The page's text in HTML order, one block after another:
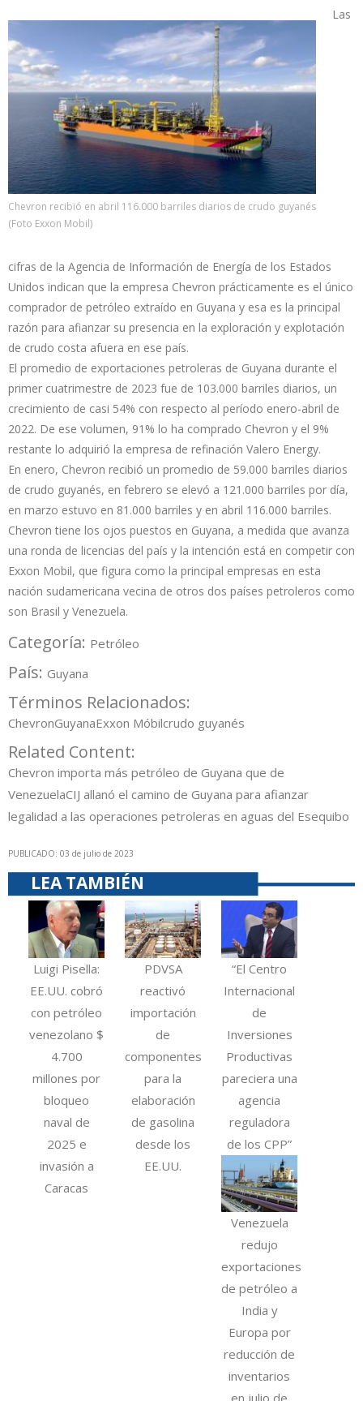
Chevron recibió en abril 116.000 barriles diarios de crudo guyanés
(Foto Exxon Mobil)
Las
cifras de la Agencia de Información de Energía de los Estados
Unidos indican que la empresa Chevron prácticamente es el único
comprador de petróleo extraído en Guyana y esa es la principal
razón para afianzar su presencia en la exploración y explotación
de crudo costa afuera en ese país.
El promedio de exportaciones petroleras de Guyana durante el
primer cuatrimestre de 2023 fue de 103.000 barriles diarios, un
crecimiento de casi 54% con respecto al período enero-abril de
2022. De ese volumen, 91% lo ha comprado Chevron y el 9%
restante lo adquirió la empresa de refinación Valero Energy.
En enero, Chevron recibió un promedio de 59.000 barriles diarios
de crudo guyanés, en febrero se elevó a 121.000 barriles por día,
en marzo estuvo en 81.000 barriles y en abril 116.000 barriles.
Chevron tiene los ojos puestos en Guyana, a medida que avanza
una ronda de licencias del país y la intención está en competir con
Exxon Mobil, que figura como la principal empresas en esta
nación sudamericana vecina de otros dos países petroleros como
son Brasil y Venezuela.
Categoría: Petróleo
País: Guyana
Términos Relacionados:
ChevronGuyanaExxon Móbilcrudo guyanés
Related Content:
Chevron importa más petróleo de Guyana que de
VenezuelaCIJ allanó el camino de Guyana para afianzar
legalidad a las operaciones petroleras en aguas del Esequibo
PUBLICADO: 03 de julio de 2023
LEA TAMBIÉN
Luigi Pisella:
EE.UU. cobró
con petróleo
venezolano $
4.700
millones por
bloqueo
naval de
2025 e
invasión a
Caracas
PDVSA
reactivó
importación
de
componentes
para la
elaboración
de gasolina
desde los
EE.UU.
“El Centro
Internacional
de
Inversiones
Productivas
pareciera una
agencia
reguladora
de los CPP”
Venezuela
redujo
exportaciones
de petróleo a
India y
Europa por
reducción de
inventarios